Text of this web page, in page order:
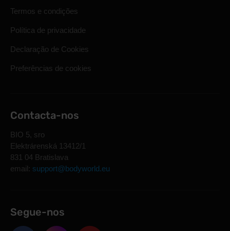
Termos e condições
Política de privacidade
Declaração de Cookies
Preferências de cookies
Contacta-nos
BIO 5, sro
Elektrárenská 13412/1
831 04 Bratislava
email: support@bodyworld.eu
Segue-nos